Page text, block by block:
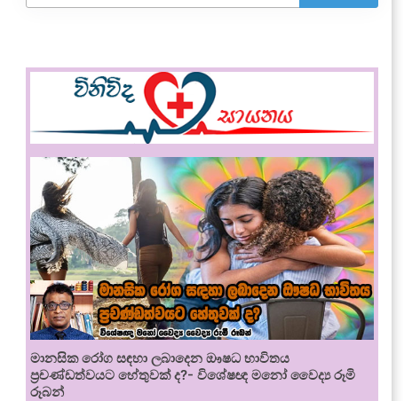
මානසික රෝග සඳහා ලබාදෙන ඖෂධ භාවිතය
ප්‍රචණ්ඩත්වයට හේතුවක් ද?- විශේෂඥ මනෝ වෛද්‍ය රූමි
රූබන්